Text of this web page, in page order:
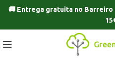
🚚 Entrega gratuita no Barreiro